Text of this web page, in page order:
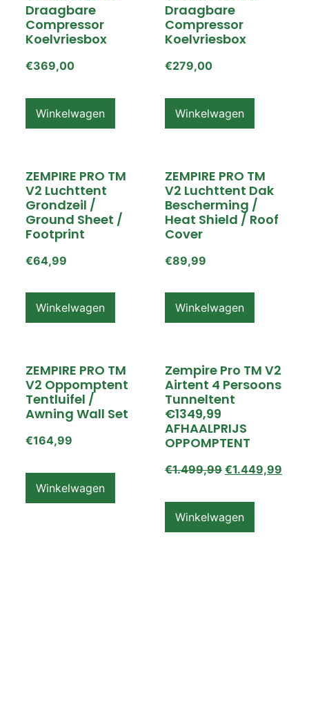
Draagbare
Compressor
Koelvriesbox
€369,00
Winkelwagen
Draagbare
Compressor
Koelvriesbox
€279,00
Winkelwagen
ZEMPIRE PRO TM
V2 Luchttent
Grondzeil /
Ground Sheet /
Footprint
€64,99
Winkelwagen
ZEMPIRE PRO TM
V2 Luchttent Dak
Bescherming /
Heat Shield / Roof
Cover
€89,99
Winkelwagen
ZEMPIRE PRO TM
V2 Oppomptent
Tentluifel /
Awning Wall Set
€164,99
Winkelwagen
Zempire Pro TM V2
Airtent 4 Persoons
Tunneltent
€1349,99
AFHAALPRIJS
OPPOMPTENT
€1.499,99 €1.449,99
Winkelwagen